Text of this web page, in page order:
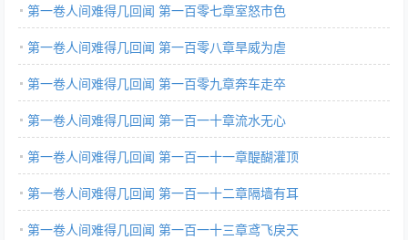
第一卷人间难得几回闻 第一百零七章室怒市色
第一卷人间难得几回闻 第一百零八章旱威为虐
第一卷人间难得几回闻 第一百零九章奔车走卒
第一卷人间难得几回闻 第一百一十章流水无心
第一卷人间难得几回闻 第一百一十一章醍醐灌顶
第一卷人间难得几回闻 第一百一十二章隔墙有耳
第一卷人间难得几回闻 第一百一十三章鸢飞戾天